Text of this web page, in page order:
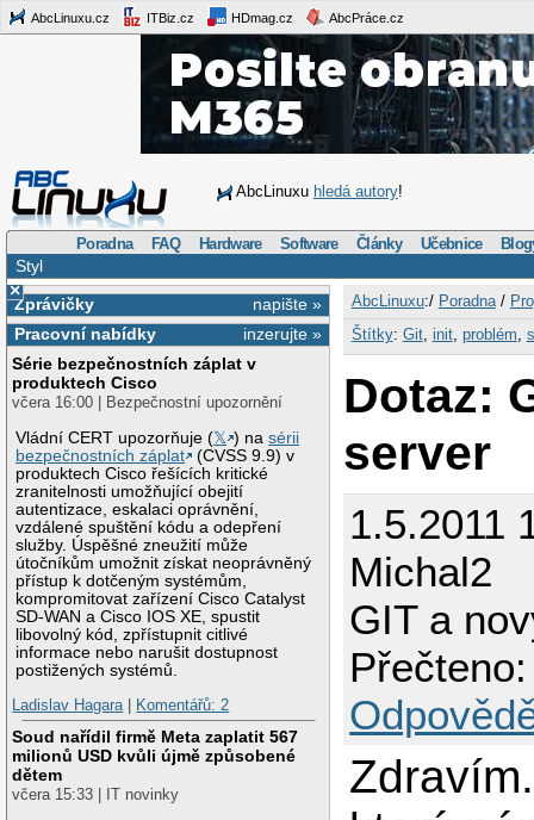
AbcLinuxu.cz ITBiz.cz HDmag.cz AbcPráce.cz
AbcLinuxu hledá autory!
Poradna FAQ Hardware Software Články Učebnice
Styl
×
napište »
Zprávičky
inzerujte »
Pracovní nabídky
Série bezpečnostních záplat v
produktech Cisco
včera 16:00 | Bezpečnostní upozornění
Vládní CERT upozorňuje (𝕏 ) nasérii
bezpečnostních záplat
(CVSS 9.9) v
produktech Cisco řešících kritické
zranitelnosti umožňující obejití
autentizace, eskalaci oprávnění,
vzdálené spuštění kódu a odepření
služby. Úspěšné zneužití může
útočníkům umožnit získat neoprávněný
přístup k dotčeným systémům,
kompromitovat zařízení Cisco Catalyst
SD-WAN a Cisco IOS XE, spustit
libovolný kód, zpřístupnit citlivé
informace nebo narušit dostupnost
postižených systémů.
Ladislav Hagara| Komentářů: 2
Soud nařídil firmě Meta zaplatit 567
milionů USD kvůli újmě způsobené
dětem
včera 15:33 | IT novinky
AbcLinuxu:/ Poradna/
Štítky: Git, init, problém
Dotaz:
server
1.5.2011
Michal2
GIT a